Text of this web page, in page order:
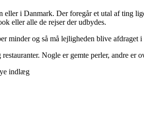
i Danmark. Der foregår et utal af ting
eller alle de rejser der udbydes.
minder og så må lejligheden blive afdraget i
Nogle er gemte perler, andre er
indlæg